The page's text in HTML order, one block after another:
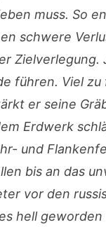
muss. So
schwere
führen. Viel
er seine
Erdwerk
und
bis an das
vor den
hell